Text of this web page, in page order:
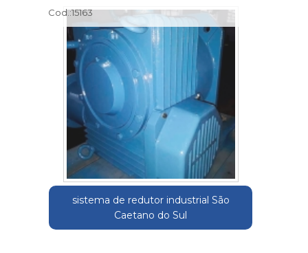
Cod.:15163
sistema de redutor industrial São
Caetano do Sul